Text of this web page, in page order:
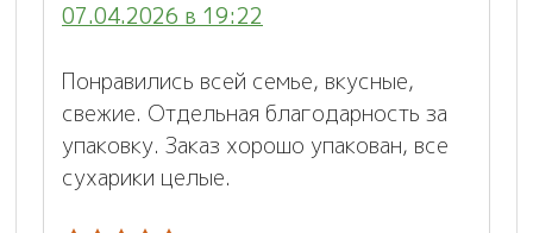
07.04.2026 в 19:22
Понравились всей семье, вкусные,
свежие. Отдельная благодарность за
упаковку. Заказ хорошо упакован, все
сухарики целые.